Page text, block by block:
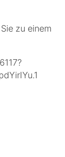
zu einem